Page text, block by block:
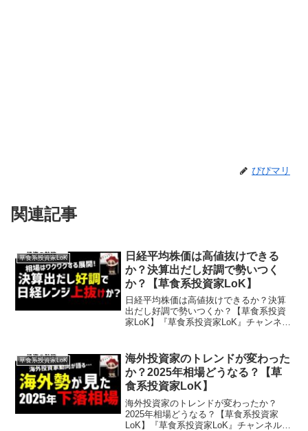
ぴぴマリ
関連記事
草食系投資家LoK
日経平均株価は高値抜けできる
か？決算出だし好調で勢いつく
か？【草食系投資家LoK】
日経平均株価は高値抜けできるか？決算
出だし好調で勢いつくか？【草食系投資
家LoK】『草食系投資家LoK』チャンネル
ております。投資や副業、スキルアップ
したいビジネスパー...
草食系投資家LoK
海外投資家のトレンドが変わった
か？2025年相場どうなる？【草
食系投資家LoK】
海外投資家のトレンドが変わったか？
2025年相場どうなる？【草食系投資家
LoK】『草食系投資家LoK』チャンネルと